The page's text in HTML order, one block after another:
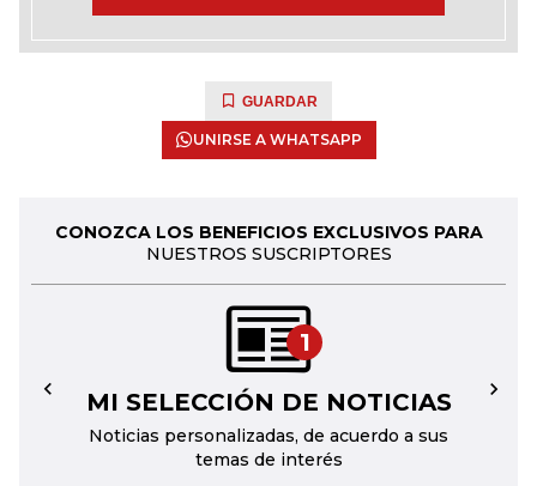
GUARDAR
UNIRSE A WHATSAPP
CONOZCA LOS BENEFICIOS EXCLUSIVOS PARA
NUESTROS SUSCRIPTORES
1
MI SELECCIÓN DE NOTICIAS
Noticias personalizadas, de acuerdo a sus
temas de interés
← →